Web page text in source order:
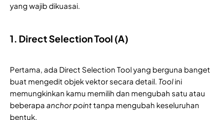
yang wajib dikuasai.
1. Direct Selection Tool (A)
Pertama, ada Direct Selection Tool yang berguna banget
buat mengedit objek vektor secara detail. Toolini
memungkinkan kamu memilih dan mengubah satu atau
beberapa anchor pointtanpa mengubah keseluruhan
bentuk.